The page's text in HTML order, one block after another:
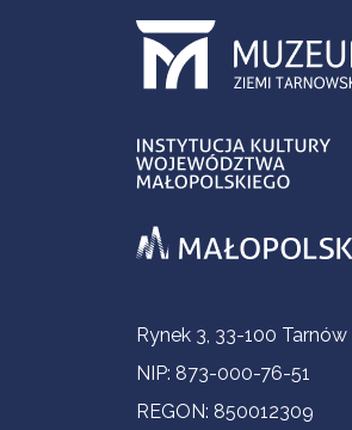
Informacje
Rynek 3, 33-100 Tarnów
NIP: 873-000-76-51
REGON: 850012309